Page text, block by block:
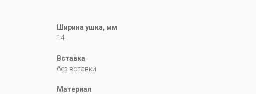
Ширина ушка, мм
14
Вставка
без вставки
Материал